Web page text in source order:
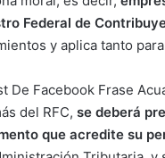
Federal de
y aplica tanto
del RFC, se deberá
que acredite su